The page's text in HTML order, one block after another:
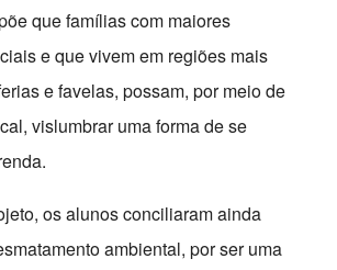
que famílias com maiores
e que vivem em regiões mais
e favelas, possam, por meio de
vislumbrar uma forma de se
os alunos conciliaram ainda
ambiental, por ser uma